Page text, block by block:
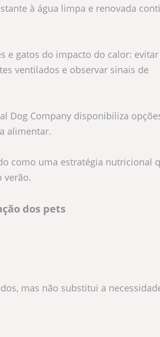
à água limpa e renovada
e gatos do impacto do calor: evitar
ventilados e observar sinais de
Dog Company disponibiliza
alimentar.
como uma estratégia nutricional
verão.
dos pets
mas não substitui a